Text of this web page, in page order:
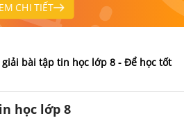
CHI TIẾT
bài tập tin học lớp 8 - Để học tốt
học lớp 8